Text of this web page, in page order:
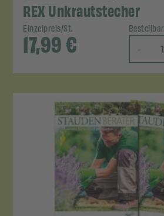
REX Unkrautstecher
Einzelpreis/St.
17,99€ -